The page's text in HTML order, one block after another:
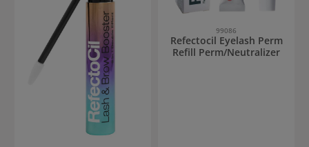
99086
Refectocil Eyelash Perm
Refill Perm/Neutralizer